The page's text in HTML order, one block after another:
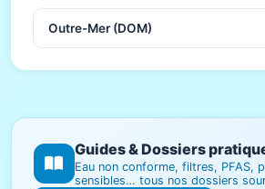
Outre-Mer (DOM)
Guides & Dossiers
Eau non conforme, filtres, PFAS,
sensibles… tous nos dossiers